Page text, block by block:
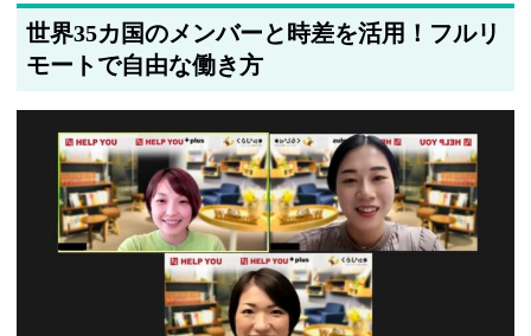
世界35カ国のメンバーと時差を活用！フルリ
モートで自由な働き方